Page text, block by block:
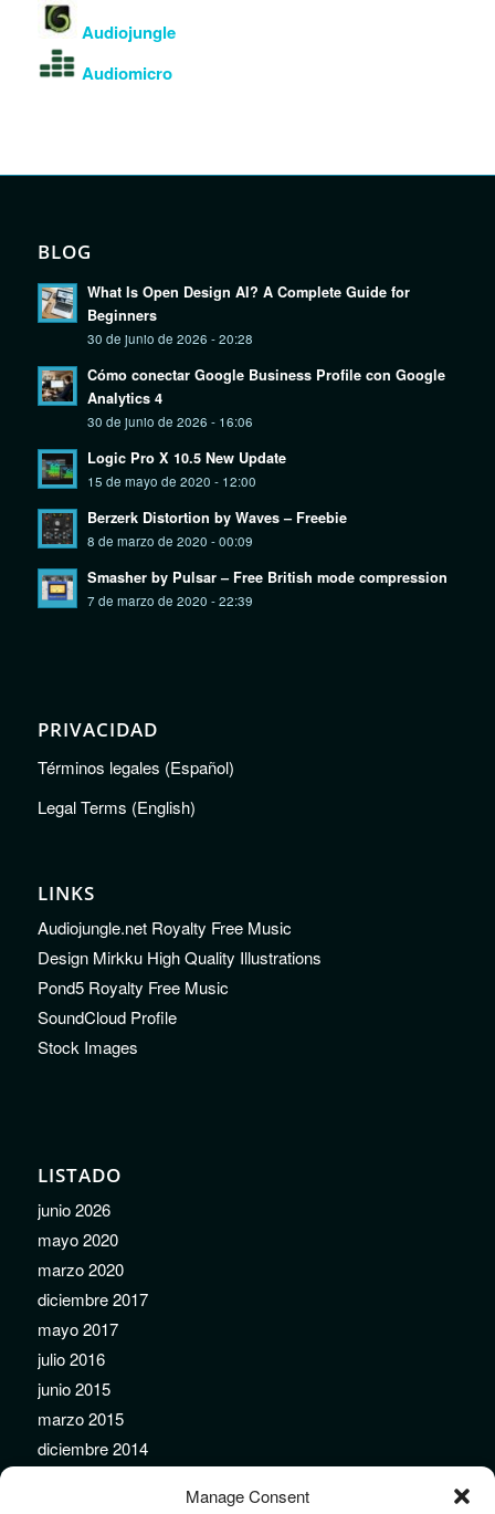
Manage Consent
Audiojungle
Audiomicro
BLOG
What Is Open Design AI? A Complete Guide for
Beginners
30 de junio de 2026 - 20:28
Cómo conectar Google Business Profile con Google
Analytics 4
30 de junio de 2026 - 16:06
Logic Pro X 10.5 New Update
15 de mayo de 2020 - 12:00
Berzerk Distortion by Waves – Freebie
8 de marzo de 2020 - 00:09
Smasher by Pulsar – Free British mode compression
7 de marzo de 2020 - 22:39
PRIVACIDAD
Términos legales (Español)
Legal Terms (English)
LINKS
Audiojungle.net Royalty Free Music
Design Mirkku High Quality Illustrations
Pond5 Royalty Free Music
SoundCloud Profile
Stock Images
LISTADO
junio 2026
mayo 2020
marzo 2020
diciembre 2017
mayo 2017
julio 2016
junio 2015
marzo 2015
diciembre 2014